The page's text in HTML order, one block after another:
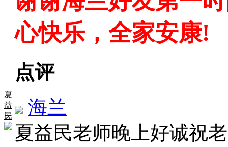
夏
益
民
心快乐，全家安康!
点评
海兰
夏益民老师晚上好诚祝